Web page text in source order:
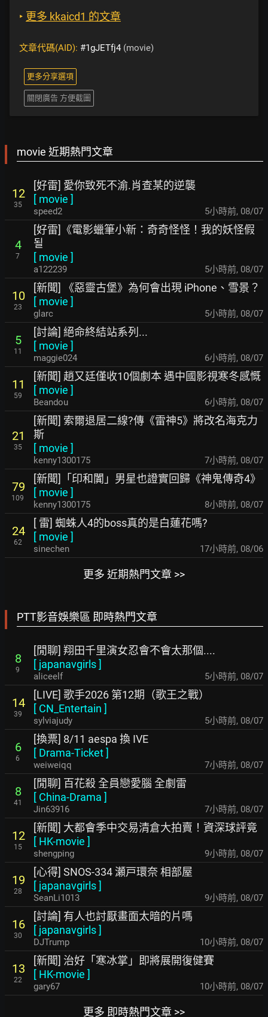
‣ 更多 kkaicd1 的文章
文章代碼(AID): #1gJETfj4 (movie)
更多分享選項
關閉廣告 方便截圖
movie 近期熱門文章
12
35
[好雷] 愛你致死不渝.肖查某的逆襲
[ movie ]
speed2 5小時前, 08/07
4
7
[好雷]《電影蠟筆小新：奇奇怪怪！我的妖怪假
될
[ movie ]
a122239 5小時前, 08/07
10
23
[新聞] 《惡靈古堡》為何會出現 iPhone、雪景？
[ movie ]
glarc 5小時前, 08/07
5
11
[討論] 絕命終結站系列...
[ movie ]
maggie024 6小時前, 08/07
11
59
[新聞] 趙又廷僅收10個劇本 遇中國影視寒冬感慨
[ movie ]
Beandou 6小時前, 08/07
21
35
[新聞] 索爾退居二線?傳《雷神5》將改名海克力
斯
[ movie ]
kenny1300175 7小時前, 08/07
79
109
[新聞]「印和闐」男星也證實回歸《神鬼傳奇4》
[ movie ]
kenny1300175 8小時前, 08/07
24
62
[ 雷] 蜘蛛人4的boss真的是白蓮花嗎?
[ movie ]
sinechen 17小時前, 08/06
更多 近期熱門文章 >>
PTT影音娛樂區 即時熱門文章
8
9
[閒聊] 翔田千里演女忍會不會太那個....
[ japanavgirls]
aliceelf 5小時前, 08/07
14
39
[LIVE] 歌手2026 第12期（歌王之戰）
[ CN_Entertain ]
sylviajudy 5小時前, 08/07
6
6
[換票] 8/11 aespa 換 IVE
[ Drama-Ticket]
weiweiqq 7小時前, 08/07
8
41
[閒聊] 百花殺 全員戀愛腦 全劇雷
[ China-Drama ]
Jin63916 7小時前, 08/07
12
15
[新聞] 大都會季中交易清倉大拍賣！資深球評竟
[ HK-movie ]
shengping 9小時前, 08/07
19
28
[心得] SNOS-334 瀬戸環奈 相部屋
[ japanavgirls]
SeanLi1013 9小時前, 08/07
16
30
[討論] 有人也討厭畫面太暗的片嗎
[ japanavgirls]
DJTrump 10小時前, 08/07
13
22
[新聞] 治好「寒冰掌」即將展開復健賽
[ HK-movie ]
gary67 10小時前, 08/07
更多 即時熱門文章 >>